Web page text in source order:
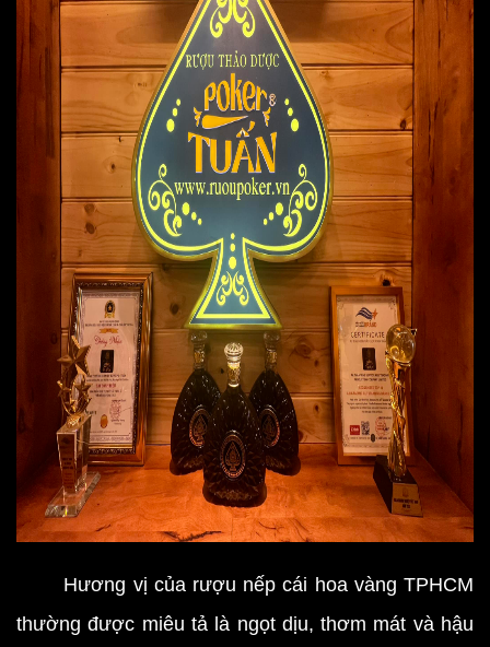
Hương vị của rượu nếp cái hoa vàng TPHCM
thường được miêu tả là ngọt dịu, thơm mát và hậu